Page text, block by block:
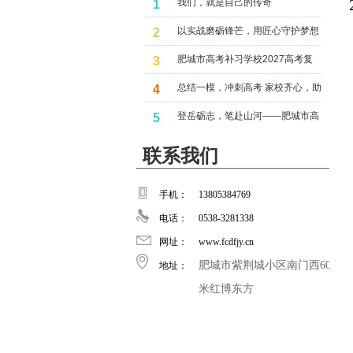
1 我们，就是自己的传奇
2 以实战磨砺锋芒，用匠心守护梦想
——记肥城市高考补习学校全仿真
模拟高考
3 肥城市高考补习学校2027高考复
读火热招生中
4 总结一模，冲刺高考 家校齐心，助
推梦想 ——2026届高三年级家长
5 登岳砺志，笔赴山河——肥城市高
补习学校在泰安市三模
联系我们
手机： 13805384769
电话： 0538-3281338
网址： www.fcdfjy.cn
地址：
肥城市紫荆城小区南门西60
米红博东方